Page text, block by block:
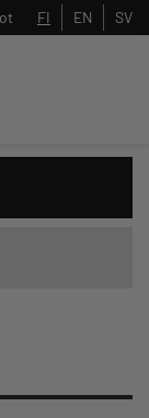
FI EN SV